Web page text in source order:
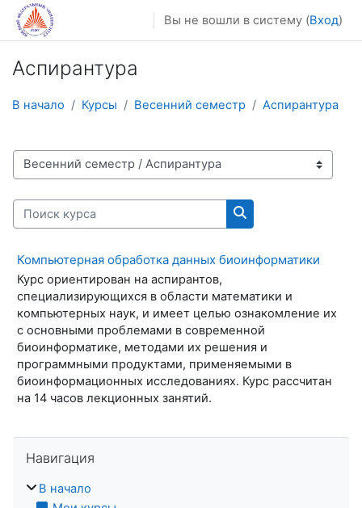
Перейти к основному содержанию
Вы не вошли в систему (Вход)
Аспирантура
В начало Курсы Весенний семестр Аспирантура
Категории курсов
Поиск курса
Поиск курса
Компьютерная обработка данных биоинформатики
Курс ориентирован на аспирантов,
специализирующихся в области математики и
компьютерных наук, и имеет целью ознакомление их
с основными проблемами в современной
биоинформатике, методами их решения и
программными продуктами, применяемыми в
биоинформационных исследованиях. Курс рассчитан
на 14 часов лекционных занятий.
Навигация
В начало